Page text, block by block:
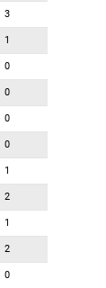
3
1
0
0
0
0
1
2
1
2
0